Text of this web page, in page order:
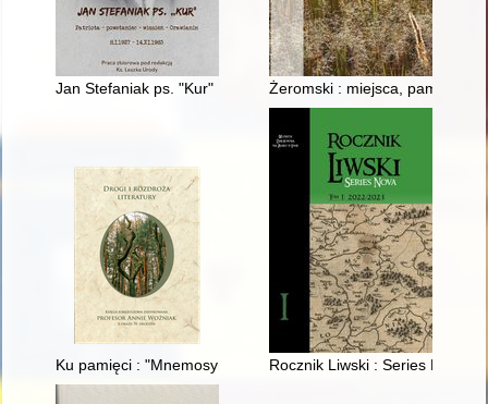
Jan Stefaniak ps. "Kur" : patriota - powstaniec - więzień -
Żeromski : miejsca, pamiątki i
Ku pamięci : "Mnemosyne sławy, prac y trudow... (1633)
Rocznik Liwski : Series Nova.